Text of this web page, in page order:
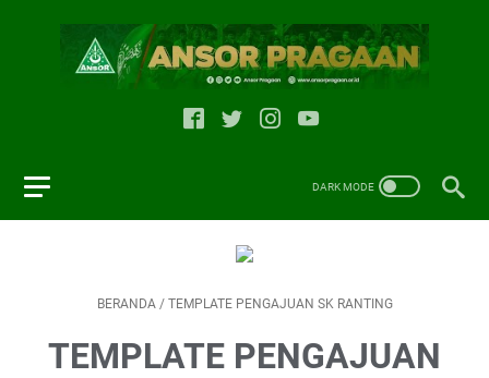
BERANDA / TEMPLATE PENGAJUAN SK RANTING
TEMPLATE PENGAJUAN